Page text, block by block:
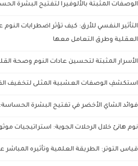
الوصفات المثبتة بالألوفيرا لتفتيح البشرة
التأثير النفسي للأرق: كيف تؤثر اضطرابات
العقلية وطرق التعامل معها
الأسرار المثبتة لتحسين عادات النوم وصحة
استكشفِ الوصفات العشبية المثلى لتخفيف
فوائد الشاي الأخضر في تفتيح البشرة
نوم هانئ خلال الرحلات الجوية: استراتيجيات
قياس التوتر: الطريقة العلمية وتأثيره